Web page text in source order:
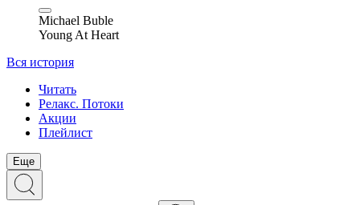
Michael Buble
Young At Heart
Вся история
Читать
Релакс. Потоки
Акции
Плейлист
Еще